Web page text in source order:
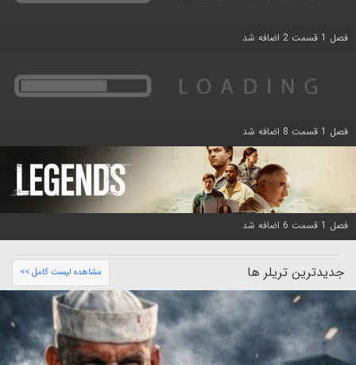
فصل 1 قسمت 2 اضافه شد
فصل 1 قسمت 8 اضافه شد
فصل 1 قسمت 6 اضافه شد
جدیدترین تریلر ها مشاهده لیست کامل >>